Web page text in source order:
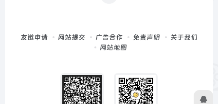
友链申请 网站提交 广告合作 免责声明
关于我们
网站地图